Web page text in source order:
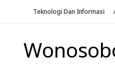
Teknologi Dan Informasi